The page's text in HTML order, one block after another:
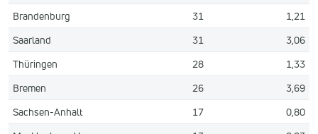
Brandenburg
31
1,21
Saarland
31
3,06
Thüringen
28
1,33
Bremen
26
3,69
Sachsen-Anhalt
17
0,80